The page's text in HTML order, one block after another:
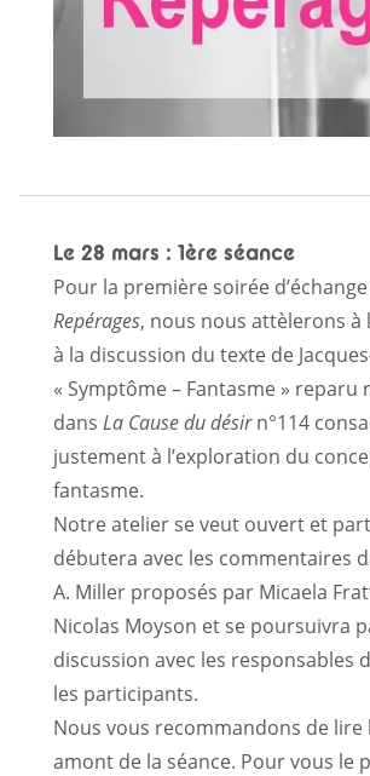
Le 28 mars : 1ère séance
Pour la première soirée
Repérages, nous nous attèlerons à
à la discussion du texte de
« Symptôme – Fantasme » reparu
dans La Cause du désirn°114
justement à l’exploration du
fantasme.
Notre atelier se veut ouvert et
débutera avec les commentaires
A. Miller proposés par Micaela
Nicolas Moyson et se poursuivra
discussion avec les responsables
les participants.
Nous vous recommandons de lire
amont de la séance. Pour vous le